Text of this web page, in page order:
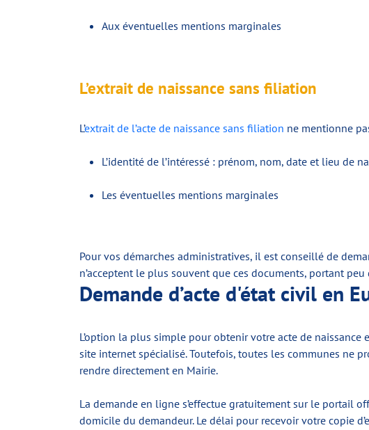
Aux éventuelles mentions marginales
L’extrait de naissance sans filiation
L’extrait de l’acte de naissance sans filiation ne mentionne
L’identité de l’intéressé : prénom, nom, date et lieu de
Les éventuelles mentions marginales
Pour vos démarches administratives, il est conseillé de
n’acceptent le plus souvent que ces documents, portant
Demande d’acte d'état civil en
L’option la plus simple pour obtenir votre acte de
site internet spécialisé. Toutefois, toutes les communes ne
rendre directement en Mairie.
La demande en ligne s’effectue gratuitement sur le portail
domicile du demandeur. Le délai pour recevoir votre copie